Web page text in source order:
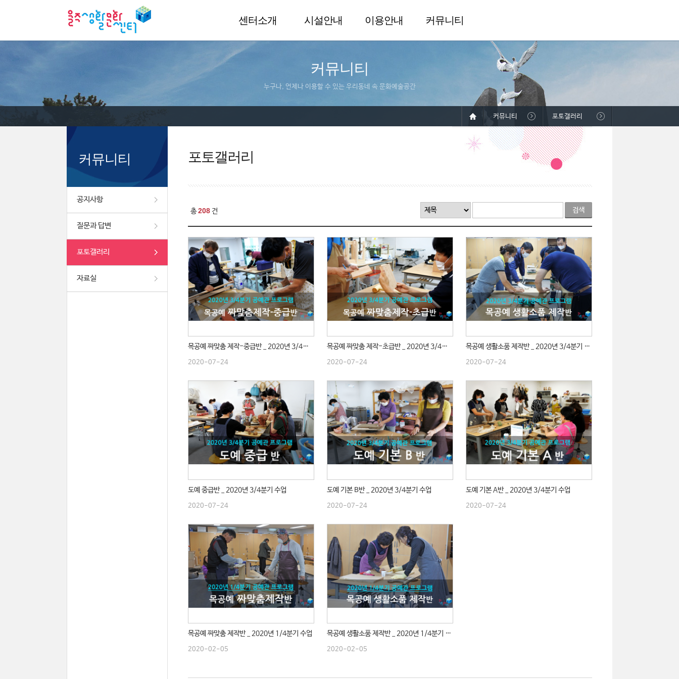
센터소개 시설안내 이용안내 커뮤니티
커뮤니티
누구나, 언제나 이용할 수 있는 우리동네 속 문화예술공간
커뮤니티
공지사항
질문과 답변
포토갤러리
자료실
커뮤니티 포토갤러리
포토갤러리
총208 건
목공예 짜맞춤 제작-중급반 _ 2020년 3/4분기 수업
2020-07-24
목공예 짜맞춤 제작-초급반 _ 2020년 3/4분기 수업
2020-07-24
목공예 생활소품 제작반 _ 2020년 3/4분기 수업
2020-07-24
도예 중급반 _ 2020년 3/4분기 수업
2020-07-24
도예 기본 B반 _ 2020년 3/4분기 수업
2020-07-24
도예 기본 A반 _ 2020년 3/4분기 수업
2020-07-24
목공예 짜맞춤 제작반 _ 2020년 1/4분기 수업
2020-02-05
목공예 생활소품 제작반 _ 2020년 1/4분기 수업
2020-02-05